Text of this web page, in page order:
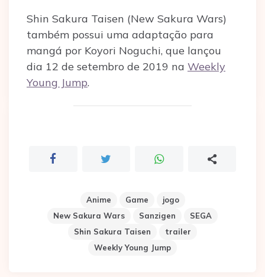
Shin Sakura Taisen (New Sakura Wars)
também possui uma adaptação para
mangá por Koyori Noguchi, que lançou
dia 12 de setembro de 2019 na Weekly
Young Jump.
Anime Game
jogo
New Sakura Wars
Sanzigen
SEGA
Shin Sakura Taisen
trailer
Weekly Young Jump